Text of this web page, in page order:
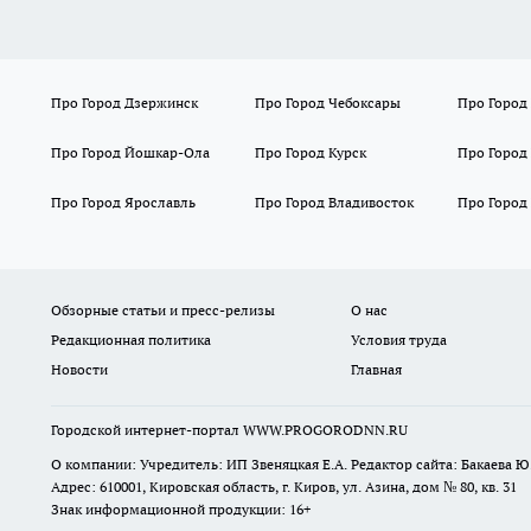
Про Город Дзержинск Про Город Чебоксары Про Город
Про Город Йошкар-Ола Про Город Курск Про
Про Город Ярославль Про Город Владивосток Про Город
Обзорные статьи и пресс-релизы О нас
Редакционная политика
Условия труда
Новости
Главная
Городской интернет-портал WWW.PROGORODNN.RU
О компании: Учредитель: ИП Звеняцкая Е.А. Редактор сайта: Бакаева
Адрес: 610001, Кировская область, г. Киров, ул. Азина, дом № 80, кв. 31
Знак информационной продукции: 16+